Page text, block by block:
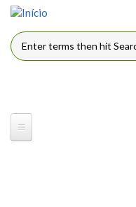
Pular para o conteúdo